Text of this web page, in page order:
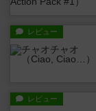
レビュー
レビュー